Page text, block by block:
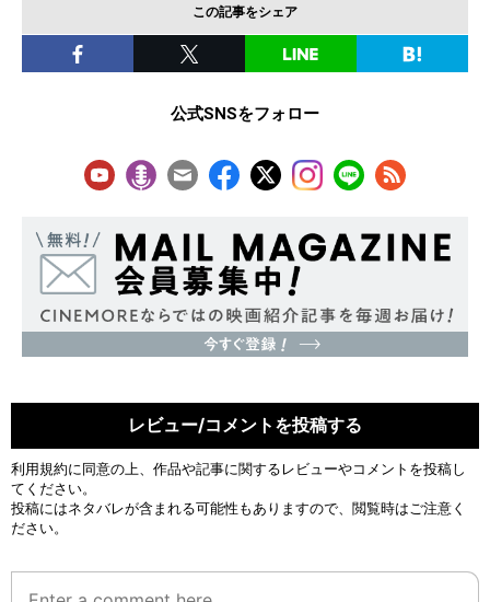
この記事をシェア
公式SNSをフォロー
レビュー/コメントを投稿する
利用規約に同意の上、作品や記事に関するレビューやコメントを投稿し
てください。
投稿にはネタバレが含まれる可能性もありますので、閲覧時はご注意く
ださい。